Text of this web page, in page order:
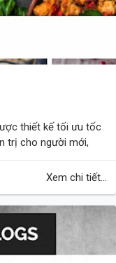
thiết kế tối ưu tốc
trị cho người mới,
Xem chi tiết...